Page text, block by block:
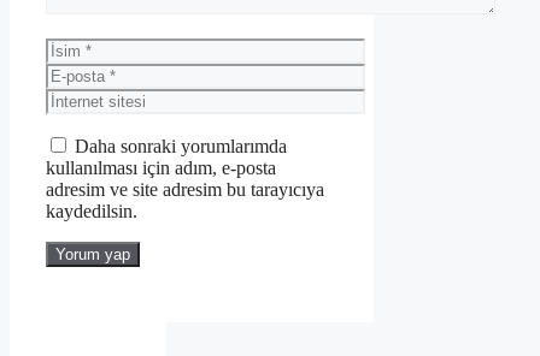
İsim
E-
posta
İnternet
sitesi
Daha sonraki yorumlarımda
kullanılması için adım, e-posta
adresim ve site adresim bu tarayıcıya
kaydedilsin.